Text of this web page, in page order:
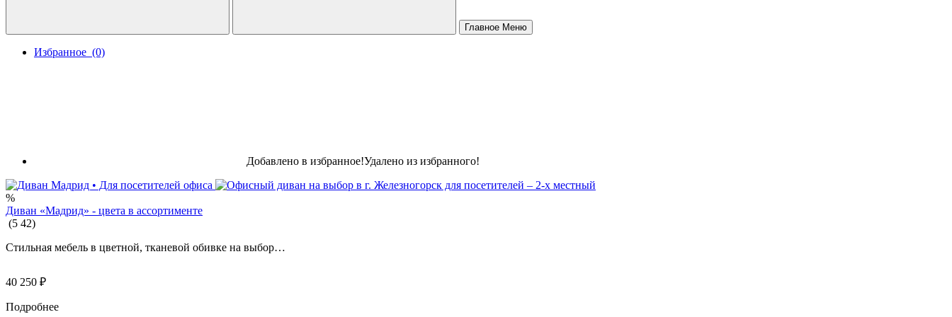
Главное Меню
Избранное (0)
Добавлено в избранное!Удалено из избранного!
%
Диван «Мадрид» - цвета в ассортименте
(5 42)
Стильная мебель в цветной, тканевой обивке на выбор…
40 250 ₽
Подробнее